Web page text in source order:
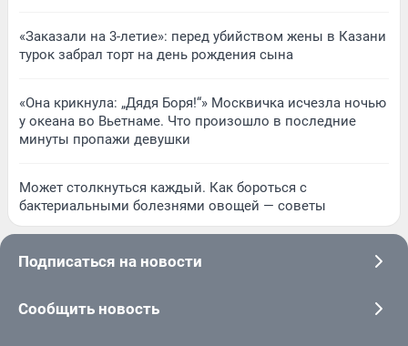
«Заказали на 3-летие»: перед убийством жены в Казани
турок забрал торт на день рождения сына
«Она крикнула: „Дядя Боря!“» Москвичка исчезла ночью
у океана во Вьетнаме. Что произошло в последние
минуты пропажи девушки
Может столкнуться каждый. Как бороться с
бактериальными болезнями овощей — советы
Подписаться на новости
Сообщить новость